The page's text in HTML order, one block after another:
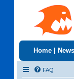
Home News
FAQ